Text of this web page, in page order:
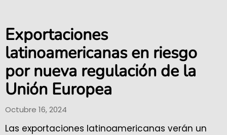
Exportaciones
latinoamericanas en riesgo
por nueva regulación de la
Unión Europea
Octubre 16, 2024
Las exportaciones latinoamericanas verán un